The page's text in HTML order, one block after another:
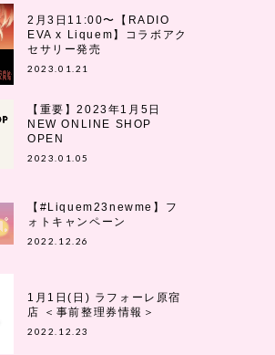
2月3日11:00〜【RADIO
EVA x Liquem】コラボアク
セサリー発売
2023.01.21
【重要】2023年1月5日
NEW ONLINE SHOP
OPEN
2023.01.05
【#Liquem23newme】フ
ォトキャンペーン
2022.12.26
1月1日(日) ラフォーレ原宿
店 ＜事前整理券情報＞
2022.12.23